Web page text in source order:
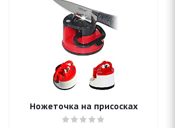
Ножеточка на присосках